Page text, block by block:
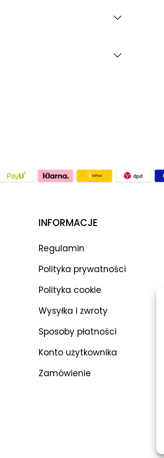
INFORMACJE
Regulamin
Polityka prywatności
Polityka cookie
Wysyłka i zwroty
Sposoby płatności
Konto użytkownika
Zamówienie